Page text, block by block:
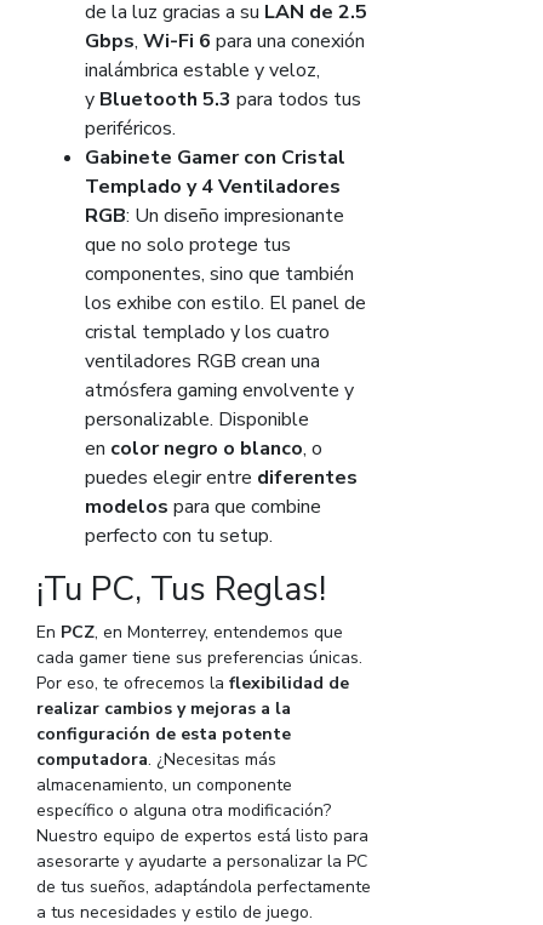
de la luz gracias a su LAN de 2.5
Gbps, Wi-Fi 6 para una conexión
inalámbrica estable y veloz,
y Bluetooth 5.3 para todos tus
periféricos.
Gabinete Gamer con Cristal
Templado y 4 Ventiladores
RGB: Un diseño impresionante
que no solo protege tus
componentes, sino que también
los exhibe con estilo. El panel de
cristal templado y los cuatro
ventiladores RGB crean una
atmósfera gaming envolvente y
personalizable. Disponible
en color negro o blanco, o
puedes elegir entre diferentes
modelos para que combine
perfecto con tu setup.
¡Tu PC, Tus Reglas!
En PCZ, en Monterrey, entendemos que
cada gamer tiene sus preferencias únicas.
Por eso, te ofrecemos la flexibilidad de
realizar cambios y mejoras a la
configuración de esta potente
computadora. ¿Necesitas más
almacenamiento, un componente
específico o alguna otra modificación?
Nuestro equipo de expertos está listo para
asesorarte y ayudarte a personalizar la PC
de tus sueños, adaptándola perfectamente
a tus necesidades y estilo de juego.